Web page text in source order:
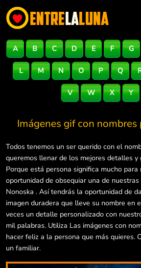
A B C D E F G
L M N O P Q
V W X Y
Imágenes gif con nombres
Todos tenemos un ser querido con el
queremos llenar de los mejores detalles y
Porque está persona significa mucho
oportunidad de obsequiar una de
Nonoska . Así tendrás la oportunidad de
imagen duradera que lleve su nombre en
veces un detalle personalizado con
mil palabras. Utiliza Las imágenes con
hacer feliz a la persona que más quieres.
un familiar.